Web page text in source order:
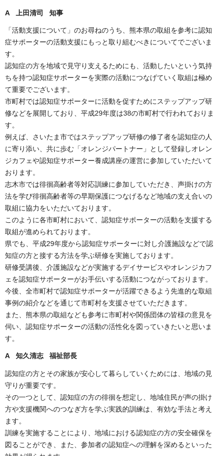
A 上田清司 知事
「活動支援について」のお尋ねのうち、熊本県の取組を参考に認知
症サポーターの活動支援にもっと取り組むべきについてでございま
す。
認知症の方を地域で見守り支えるためにも、活動したいという気持
ちを持つ認知症サポーターを実際の活動につなげていく取組は極め
て重要でございます。
市町村では認知症サポーターに活動を促すためにステップアップ研
修などを展開しており、平成29年度は38の市町村で行われておりま
す。
例えば、さいたま市ではステップアップ研修の修了者を認知症の人
に寄り添い、共に歩む「オレンジパートナー」として登録しオレン
ジカフェや認知症サポーター養成講座の運営に参加していただいて
おります。
志木市では徘徊高齢者等対応訓練に参加していただき、声掛けの方
法を学び徘徊高齢者等の早期保護につなげるなど地域の支え合いの
取組に協力をいただいております。
このように各市町村において、認知症サポーターの活動を支援する
取組が進められております。
県でも、平成29年度から認知症サポーターに対し介護施設などで認
知症の方と接する方法を学ぶ研修を実施しております。
研修受講後、介護施設などが実施するデイサービスやオレンジカフ
ェを認知症サポーターがお手伝いする活動につながっております。
今後、全市町村で認知症サポーターが活躍できるよう先進的な取組
事例の紹介などを通じて市町村を支援させていただきます。
また、熊本県の取組なども参考に市町村や関係団体の皆様の意見を
伺い、認知症サポーターの活動の活性化を図っていきたいと思いま
す。
A 知久清志 福祉部長
認知症の方とその家族が安心して暮らしていくためには、地域の見
守りが重要です。
その一つとして、認知症の方の徘徊を想定し、地域住民が声の掛け
方や支援機関へのつなぎ方を学ぶ実践的訓練は、有効な手法と考え
ます。
訓練を実施することにより、地域における認知症の方の安全確保を
図ることができ、また、参加者の認知症への理解を深めるといった